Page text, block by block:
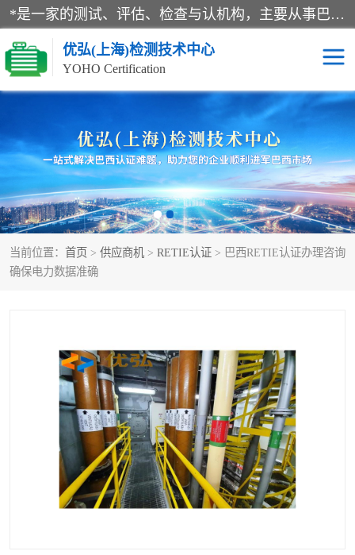
*是一家的测试、评估、检查与认机构，主要从事巴西NR10认证、NR12认证、NR13认证；ANATEL认证、INMTRO认证，欧盟CE认证：MD认证，PED认证，MID认证，ATEX认证，德国蓝色天使认证。
优弘(上海)检测技术中心
YOHO Certification
当前位置： 首页 > 供应商机 > RETIE认证 > 巴西RETIE认证办理咨询
确保电力数据准确
RECYCLASS认证 NR10认证
NR12认证 NR13认证
ART认证 巴西NR认证
巴西认证 RETIE认证